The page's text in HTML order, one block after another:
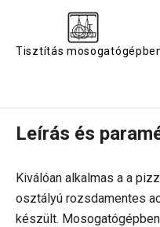
Tisztítás
Leírás és
Kiválóan alkalmas a a
osztályú rozsdamentes
készült.